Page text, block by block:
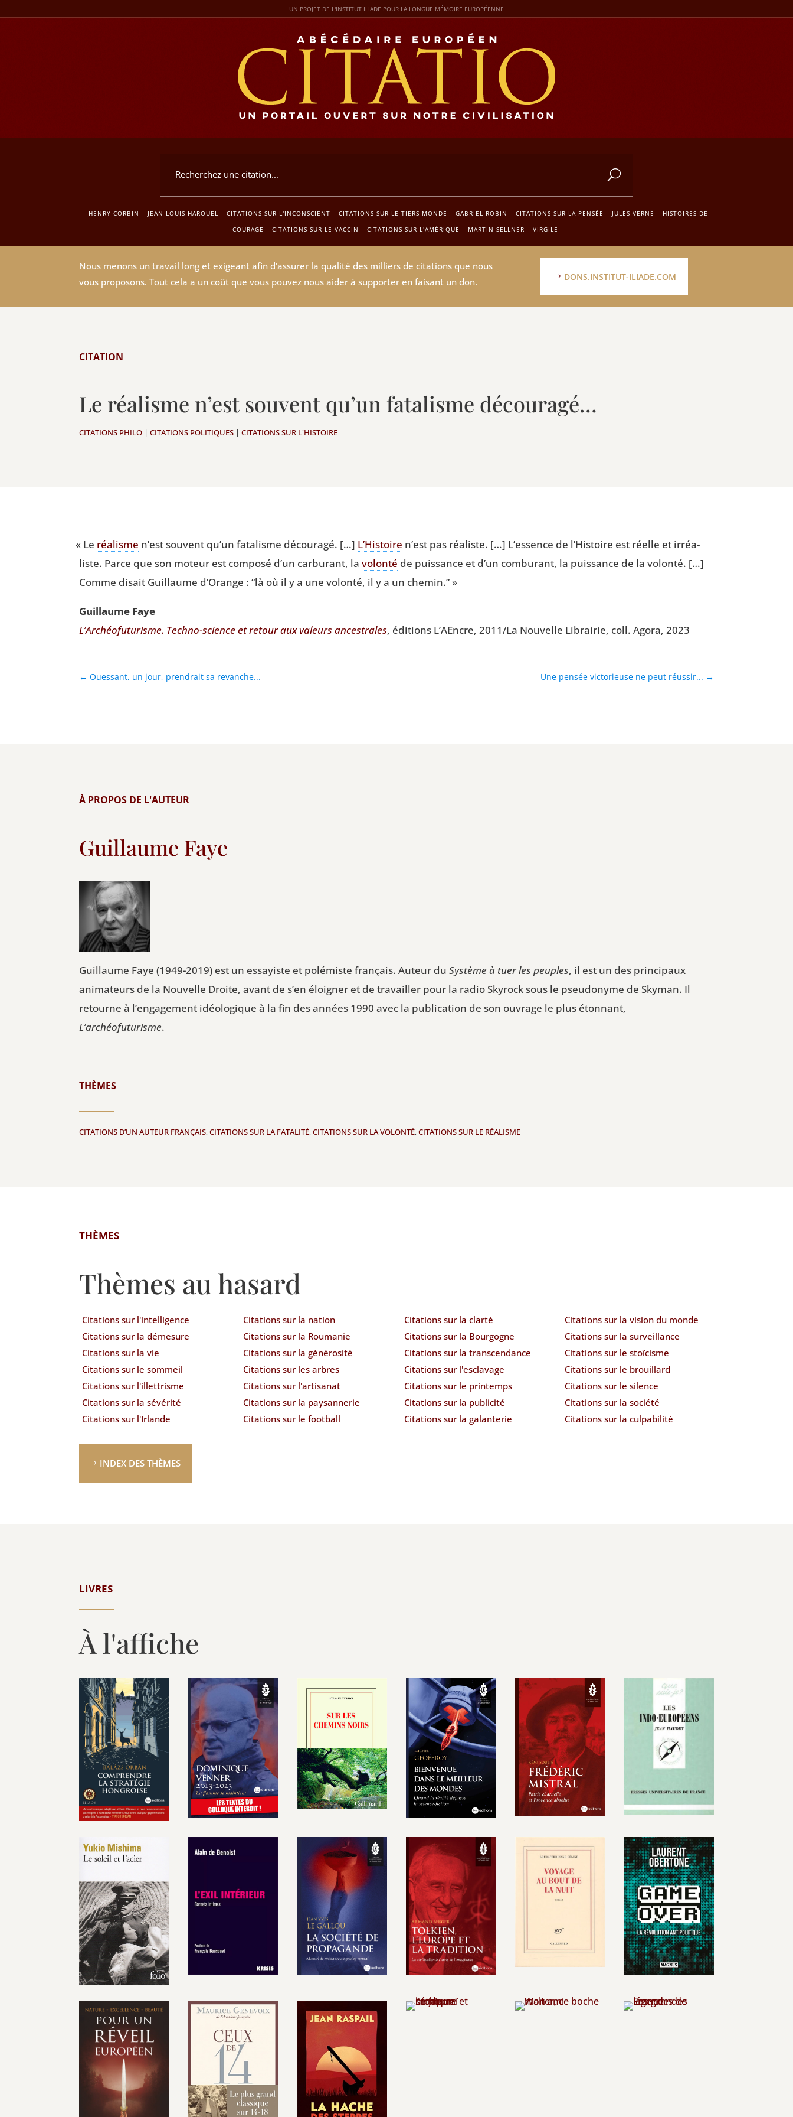
UN PROJET DE L'INSTITUT ILIADE POUR LA LONGUE MÉMOIRE EUROPÉENNE
HENRY CORBIN JEAN-LOUIS HAROUEL CITATIONS SUR L'INCONSCIENT CITATIONS SUR LE TIERS MONDE GABRIEL ROBIN CITATIONS SUR LA PENSÉE JULES VERNE
HISTOIRES DE
COURAGE
CITATIONS SUR LE VACCIN CITATIONS SUR L'AMÉRIQUE MARTIN SELLNER VIRGILE
Nous menons un travail long et exigeant afin d'assurer la qualité des milliers de citations que nous
vous proposons. Tout cela a un coût que vous pouvez nous aider à supporter en faisant un don.
DONS.INSTITUT-ILIADE.COM
CITATION
Le réalisme n’est souvent qu’un fatalisme découragé…
CITATIONS PHILO |CITATIONS POLITIQUES |CITATIONS SUR L'HISTOIRE
« Le réa­lisme n’est sou­vent qu’un fata­lisme décou­ra­gé. […] L’Histoire n’est pas réa­liste. […] L’essence de l’Histoire est réelle et irréa­
liste. Parce que son moteur est com­po­sé d’un car­bu­rant, lavolon­té de puis­sance et d’un com­bu­rant, la puis­sance de la volon­té. […]
Comme disait Guillaume d’Orange :“là où il y a une volon­té, il y a un chemin.” »
Guillaume Faye
L’Archéofuturisme. Tech­no-science et retour aux valeurs ances­trales, édi­tions L’AEncre, 2011/La Nou­velle Librai­rie, coll. Ago­ra, 2023
←Ouessant, un jour, prendrait sa revanche... Une pensée victorieuse ne peut réussir... →
À PROPOS DE L'AUTEUR
Guillaume Faye
Guillaume Faye (1949-2019) est un essayiste et polémiste français. Auteur duSystème à tuer les peuples, il est un des principaux
animateurs de la Nouvelle Droite, avant de s’en éloigner et de travailler pour la radio Skyrock sous le pseudonyme de Skyman. Il
retourne à l’engagement idéologique à la fin des années 1990 avec la publication de son ouvrage le plus étonnant,
L’archéofuturisme.
THÈMES
CITATIONS D’UN AUTEUR FRANÇAIS,CITATIONS SUR LA FATALITÉ,CITATIONS SUR LA VOLONTÉ,CITATIONS SUR LE RÉALISME
THÈMES
Thèmes au hasard
Citations sur l'intelligence
Citations sur la démesure
Citations sur la vie
Citations sur le sommeil
Citations sur l'illettrisme
Citations sur la sévérité
Citations sur l'Irlande
Citations sur la nation
Citations sur la Roumanie
Citations sur la générosité
Citations sur les arbres
Citations sur l'artisanat
Citations sur la paysannerie
Citations sur le football
Citations sur la clarté
Citations sur la Bourgogne
Citations sur la transcendance
Citations sur l'esclavage
Citations sur le printemps
Citations sur la publicité
Citations sur la galanterie
Citations sur la vision du monde
Citations sur la surveillance
Citations sur le stoïcisme
Citations sur le brouillard
Citations sur le silence
Citations sur la société
Citations sur la culpabilité
INDEX DES THÈMES
LIVRES
À l'affiche